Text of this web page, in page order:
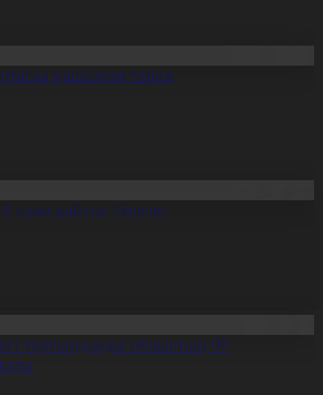
қашалған тарих
адам қайтыс болған
тұрғындарды облыстың 90